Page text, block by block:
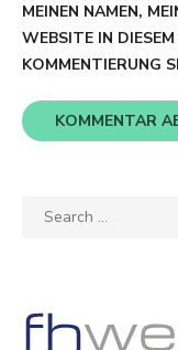
MEINEN NAMEN,
WEBSITE IN
KOMMENTIERUNG
Search